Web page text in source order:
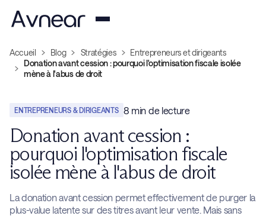
Accueil Blog Stratégies
Entrepreneurs et dirigeants
Donation avant cession : pourquoi l'optimisation fiscale isolée
mène à l'abus de droit
ENTREPRENEURS & DIRIGEANTS 8 min de lecture
Donation avant cession :
pourquoi l'optimisation fiscale
isolée mène à l'abus de droit
La donation avant cession permet effectivement de purger la
plus-value latente sur des titres avant leur vente. Mais sans